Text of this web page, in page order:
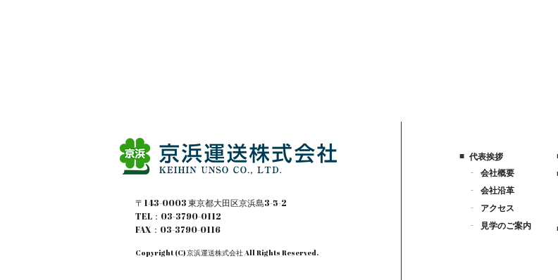
代表挨拶
会社概要
会社沿革
アクセス
見学のご案内
〒143-0003 東京都大田区京浜島3-5-2
TEL：03-3790-0112
FAX：03-3790-0116
Copyright (C) 京浜運送株式会社 All Rights Reserved.